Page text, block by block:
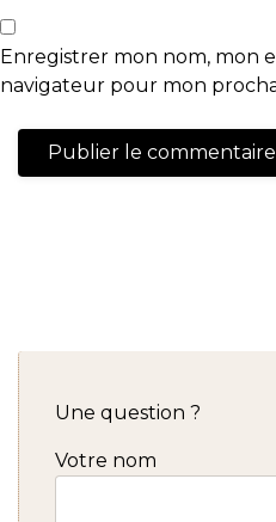
Enregistrer mon nom, mon
navigateur pour mon
Une question ?
Votre nom